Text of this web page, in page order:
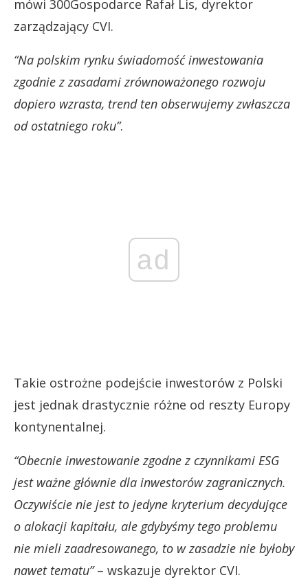
mówi 300Gospodarce Rafał Lis, dyrektor
zarządzający CVI.
“Na polskim rynku świadomość inwestowania
zgodnie z zasadami zrównoważonego rozwoju
dopiero wzrasta, trend ten obserwujemy zwłaszcza
od ostatniego roku”.
ad
Takie ostrożne podejście inwestorów z Polski
jest jednak drastycznie różne od reszty Europy
kontynentalnej.
“Obecnie inwestowanie zgodne z czynnikami ESG
jest ważne głównie dla inwestorów zagranicznych.
Oczywiście nie jest to jedyne kryterium decydujące
o alokacji kapitału, ale gdybyśmy tego problemu
nie mieli zaadresowanego, to w zasadzie nie byłoby
nawet tematu”– wskazuje dyrektor CVI.